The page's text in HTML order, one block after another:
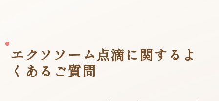
エクソソーム点滴に関するよ
くあるご質問